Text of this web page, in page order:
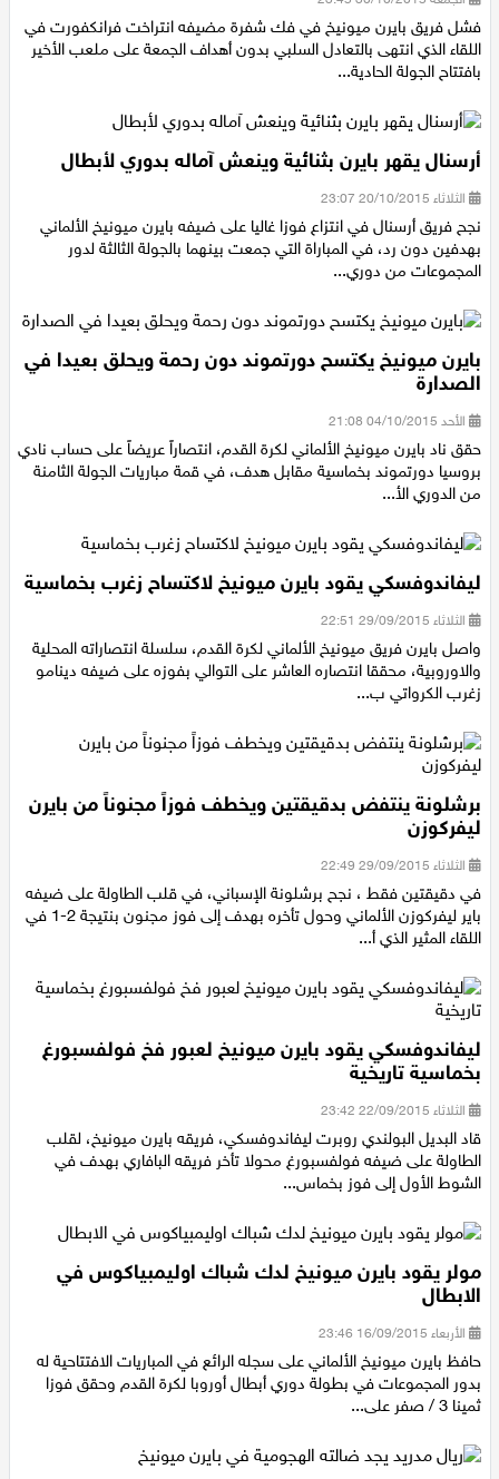
الجمعة 30/10/2015 23:45
فشل فريق بايرن ميونيخ في فك شفرة مضيفه انتراخت فرانكفورت في
اللقاء الذي انتهى بالتعادل السلبي بدون أهداف الجمعة على ملعب الأخير
أرسنال يقهر بايرن بثنائية وينعش آماله بدوري لأبطال
الثلاثاء 20/10/2015 23:07
نجح فريق أرسنال في انتزاع فوزا غاليا على ضيفه بايرن ميونيخ الألماني
بهدفين دون رد، في المباراة التي جمعت بينهما بالجولة الثالثة لدور
بايرن ميونيخ يكتسح دورتموند دون رحمة ويحلق بعيدا في
الصدارة
الأحد 04/10/2015 21:08
حقق ناد بايرن ميونيخ الألماني لكرة القدم، انتصاراً عريضاً على حساب نادي
بروسيا دورتموند بخماسية مقابل هدف، في قمة مباريات الجولة الثامنة
ليفاندوفسكي يقود بايرن ميونيخ لاكتساح زغرب بخماسية
الثلاثاء 29/09/2015 22:51
واصل بايرن فريق ميونيخ الألماني لكرة القدم، سلسلة انتصاراته المحلية
والاوروبية، محققا انتصاره العاشر على التوالي بفوزه على ضيفه دينامو
برشلونة ينتفض بدقيقتين ويخطف فوزاً مجنوناً من بايرن
ليفركوزن
الثلاثاء 29/09/2015 22:49
في دقيقتين فقط ، نجح برشلونة الإسباني، في قلب الطاولة على ضيفه
ليفاندوفسكي يقود بايرن ميونيخ لعبور فخ فولفسبورغ
بخماسية تاريخية
الثلاثاء 22/09/2015 23:42
قاد البديل البولندي روبرت ليفاندوفسكي، فريقه بايرن ميونيخ، لقلب
الطاولة على ضيفه فولفسبورغ محولا تأخر فريقه البافاري بهدف في
مولر يقود بايرن ميونيخ لدك شباك اوليمبياكوس في
الابطال
الأربعاء 16/09/2015 23:46
حافظ بايرن ميونيخ الألماني على سجله الرائع في المباريات الافتتاحية له
بدور المجموعات في بطولة دوري أبطال أوروبا لكرة القدم وحقق فوزا